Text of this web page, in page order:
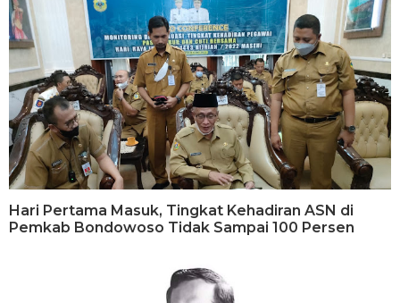
Hari Pertama Masuk, Tingkat Kehadiran ASN di
Pemkab Bondowoso Tidak Sampai 100 Persen